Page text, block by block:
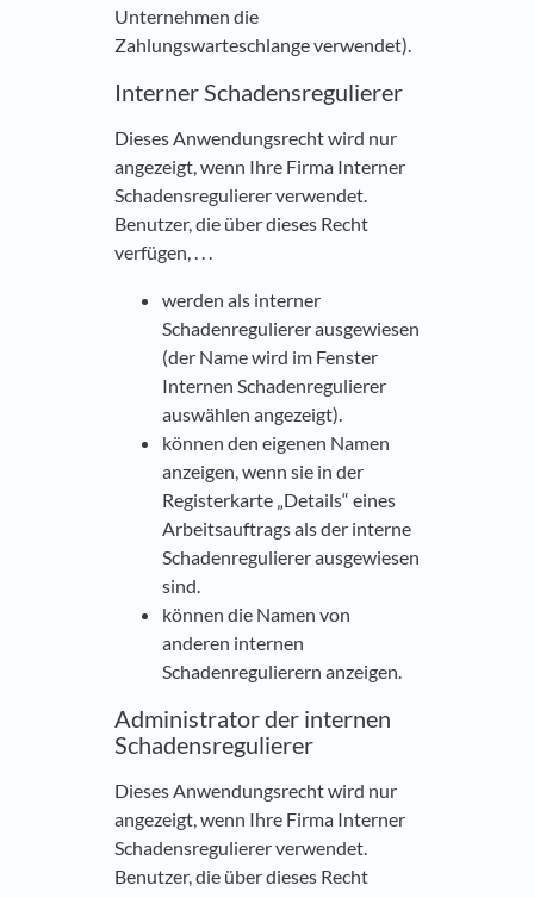
Unternehmen die
Zahlungswarteschlange verwendet).
Interner Schadensregulierer
Dieses Anwendungsrecht wird nur
angezeigt, wenn Ihre Firma Interner
Schadensregulierer verwendet.
Benutzer, die über dieses Recht
verfügen, . . .
werden als interner
Schadenregulierer ausgewiesen
(der Name wird im Fenster
Internen Schadenregulierer
auswählen angezeigt).
können den eigenen Namen
anzeigen, wenn sie in der
Registerkarte „Details“ eines
Arbeitsauftrags als der interne
Schadenregulierer ausgewiesen
sind.
können die Namen von
anderen internen
Schadenregulierern anzeigen.
Administrator der internen
Schadensregulierer
Dieses Anwendungsrecht wird nur
angezeigt, wenn Ihre Firma Interner
Schadensregulierer verwendet.
Benutzer, die über dieses Recht